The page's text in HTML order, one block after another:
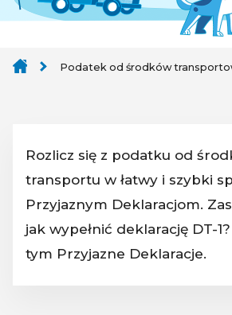
Podatek od środków
Rozlicz się z podatku od
transportu w łatwy i szybki
Przyjaznym Deklaracjom.
jak wypełnić deklarację DT-
tym Przyjazne Deklaracje.